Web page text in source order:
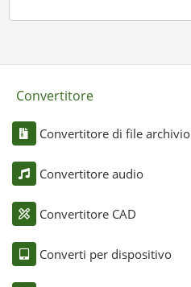
Convertitore
Convertitore di file archivio
Convertitore audio
Convertitore CAD
Converti per dispositivo